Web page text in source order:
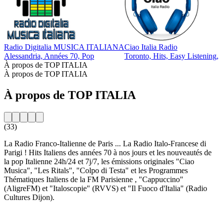
Radio Digitalia MUSICA ITALIANA
Alessandria, Années 70, Pop
Ciao Italia Radio
Toronto, Hits, Easy Listening,
À propos de TOP ITALIA
À propos de TOP ITALIA
À propos de TOP ITALIA
(33)
La Radio Franco-Italienne de Paris ... La Radio Italo-Francese di
Parigi ! Hits Italiens des années 70 à nos jours et les nouveautés de
la pop Italienne 24h/24 et 7j/7, les émissions originales "Ciao
Musica", "Les Ritals", "Colpo di Testa" et les Programmes
Thématiques Italiens de la FM Parisienne , "Cappuccino"
(AligreFM) et "Italoscopie" (RVVS) et "Il Fuoco d'Italia" (Radio
Cultures Dijon).